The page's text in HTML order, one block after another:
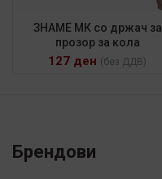
ЗНАМЕ МК со држач за
прозор за кола
127 ден (без ДДВ)
Брендови